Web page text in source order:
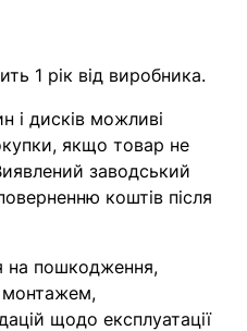
не
1 рік від виробника.
і дисків можливі
якщо товар не
заводський
коштів після
на пошкодження,
монтажем,
щодо експлуатації